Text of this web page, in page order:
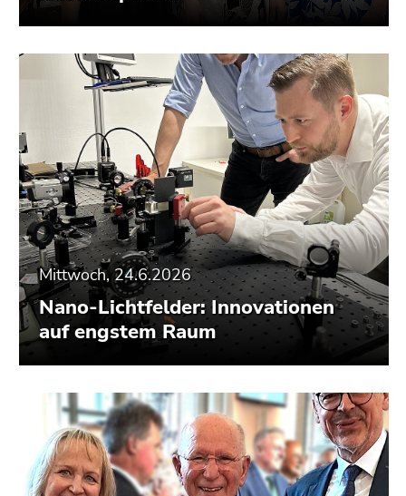
Mittwoch, 24.6.2026
Nano-Lichtfelder: Innovationen
auf engstem Raum